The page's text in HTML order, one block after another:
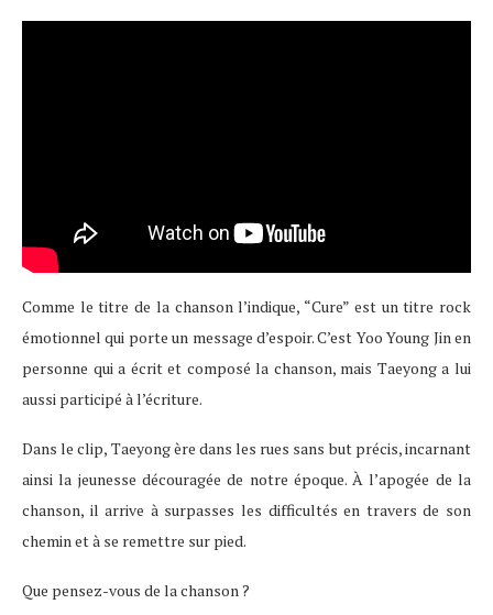
Comme le titre de la chanson l’indique, “Cure” est un titre rock
émotionnel qui porte un message d’espoir. C’est Yoo Young Jin en
personne qui a écrit et composé la chanson, mais Taeyong a lui
aussi participé à l’écriture.
Dans le clip, Taeyong ère dans les rues sans but précis, incarnant
ainsi la jeunesse découragée de notre époque. À l’apogée de la
chanson, il arrive à surpasses les difficultés en travers de son
chemin et à se remettre sur pied.
Que pensez-vous de la chanson ?